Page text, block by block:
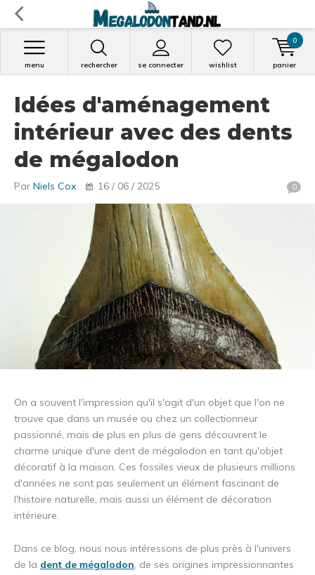
rechercher se connecter
menu wishlist panier
0
Idées d'aménagement
intérieur avec des dents
de mégalodon
Par Niels Cox 16 / 06 / 2025 0
On a souvent l'impression qu'il s'agit d'un objet que l'on ne
trouve que dans un musée ou chez un collectionneur
passionné, mais de plus en plus de gens découvrent le
charme unique d'une dent de mégalodon en tant qu'objet
décoratif à la maison. Ces fossiles vieux de plusieurs millions
d'années ne sont pas seulement un élément fascinant de
l'histoire naturelle, mais aussi un élément de décoration
intérieure.
Dans ce blog, nous nous intéressons de plus près à l'univers
de la dent de mégalodon, de ses origines impressionnantes